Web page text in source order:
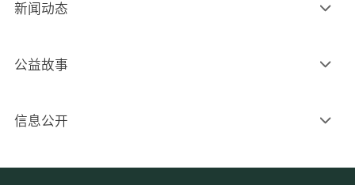
新闻动态
公益故事
信息公开